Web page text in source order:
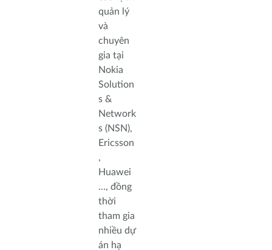
quản lý
và
chuyên
gia tại
Nokia
Solution
s &
Network
s (NSN),
Ericsson
,
Huawei
…, đồng
thời
tham gia
nhiều dự
án hạ